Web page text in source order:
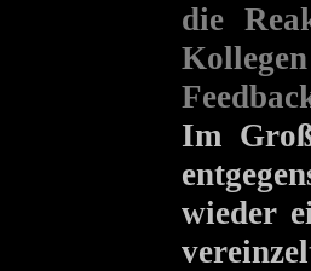
die
Im
wieder